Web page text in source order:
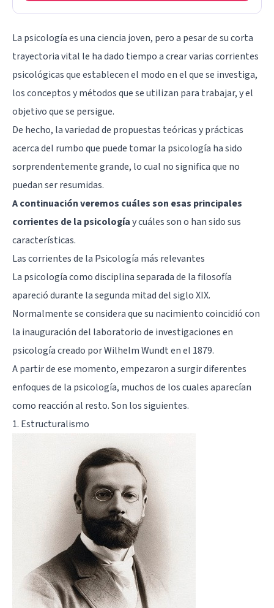
La psicología es una ciencia joven, pero a pesar de su corta
trayectoria vital le ha dado tiempo a crear varias corrientes
psicológicas que establecen el modo en el que se investiga,
los conceptos y métodos que se utilizan para trabajar, y el
objetivo que se persigue.
De hecho, la variedad de propuestas teóricas y prácticas
acerca del rumbo que puede tomar la psicología ha sido
sorprendentemente grande, lo cual no significa que no
puedan ser resumidas.
A continuación veremos cuáles son esas principales
corrientes de la psicologíay cuáles son o han sido sus
características.
Las corrientes de la Psicología más relevantes
La psicología como disciplina separada de la filosofía
apareció durante la segunda mitad del siglo XIX.
Normalmente se considera que su nacimiento coincidió con
la inauguración del laboratorio de investigaciones en
psicología creado porWilhelm Wundten el 1879.
A partir de ese momento, empezaron a surgir diferentes
enfoques de la psicología, muchos de los cuales aparecían
como reacción al resto. Son los siguientes.
1. Estructuralismo